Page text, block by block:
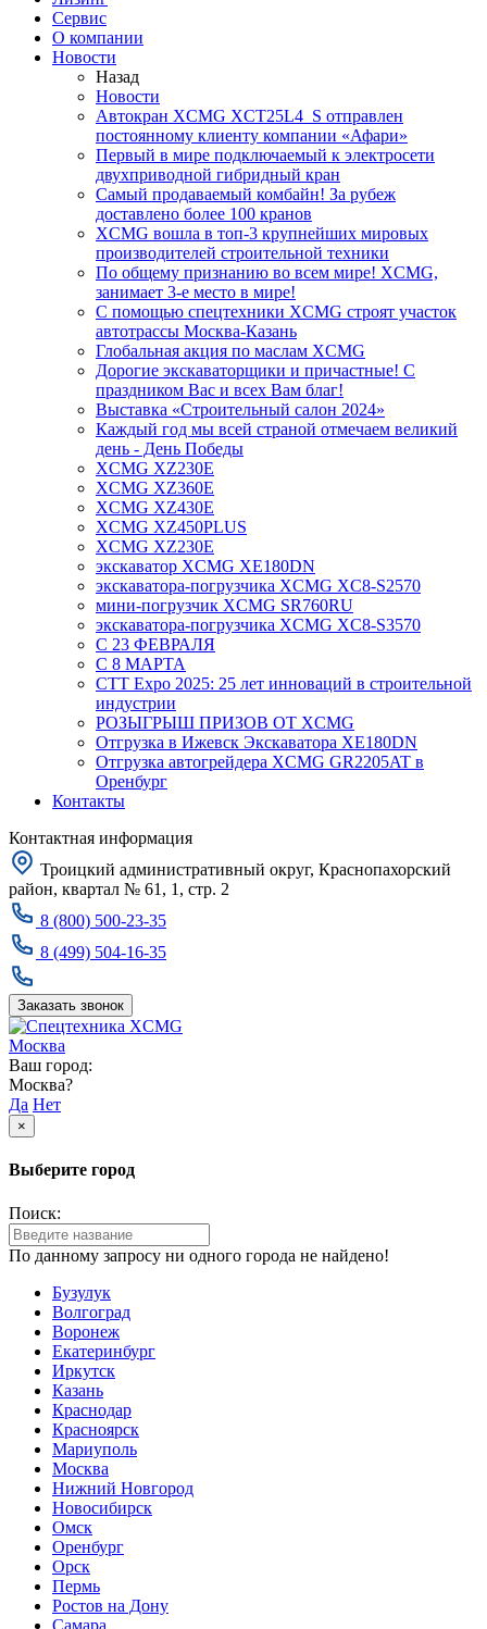
Сервис
О компании
Новости
Назад
Новости
Автокран XCMG XCT25L4_S отправлен
постоянному клиенту компании «Афари»
Первый в мире подключаемый к электросети
двухприводной гибридный кран
Самый продаваемый комбайн! За рубеж
доставлено более 100 кранов
XCMG вошла в топ-3 крупнейших мировых
производителей строительной техники
По общему признанию во всем мире! XCMG,
занимает 3-е место в мире!
С помощью спецтехники XCMG строят участок
автотрассы Москва-Казань
Глобальная акция по маслам XCMG
Дорогие экскаваторщики и причастные! С
праздником Вас и всех Вам благ!
Выставка «Строительный салон 2024»
Каждый год мы всей страной отмечаем великий
день - День Победы
XCMG XZ230E
XCMG XZ360E
XCMG XZ430E
XCMG XZ450PLUS
XCMG XZ230E
экскаватор XCMG XE180DN
экскаватора-погрузчика XCMG XC8-S2570
мини-погрузчик XCMG SR760RU
экскаватора-погрузчика XCMG XC8-S3570
С 23 ФЕВРАЛЯ
С 8 МАРТА
CTT Expo 2025: 25 лет инноваций в строительной
индустрии
РОЗЫГРЫШ ПРИЗОВ ОТ XCMG
Отгрузка в Ижевск Экскаватора XE180DN
Отгрузка автогрейдера XCMG GR2205AT в
Оренбург
Контакты
Контактная информация
Троицкий административный округ, Краснопахорский
район, квартал № 61, 1, стр. 2
8 (800) 500-23-35
8 (499) 504-16-35
Заказать звонок
Москва
Ваш город:
Москва?
Да Нет
×
Выберите город
Поиск:
По данному запросу ни одного города не найдено!
Бузулук
Волгоград
Воронеж
Екатеринбург
Иркутск
Казань
Краснодар
Красноярск
Мариуполь
Москва
Нижний Новгород
Новосибирск
Омск
Оренбург
Орск
Пермь
Ростов на Дону
Самара